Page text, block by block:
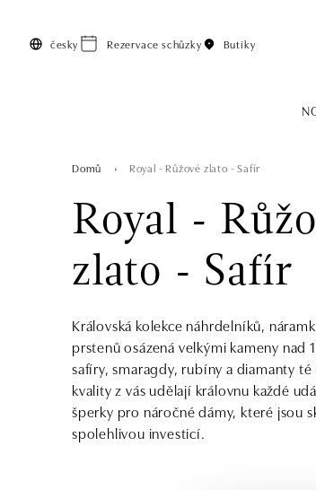
česky Rezervace schůzky Butiky
Domů Royal - Růžové zlato - Safír
Royal -
zlato - Safír
Královská kolekce náhrdelníků,
prstenů osázená velkými kameny nad
safíry, smaragdy, rubíny a diamanty té
kvality z vás udělají královnu každé
šperky pro náročné dámy, které jsou
spolehlivou investicí.